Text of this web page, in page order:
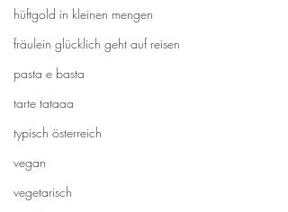
hüftgold in kleinen mengen
fräulein glücklich geht auf reisen
pasta e basta
tarte tataaa
typisch österreich
vegan
vegetarisch